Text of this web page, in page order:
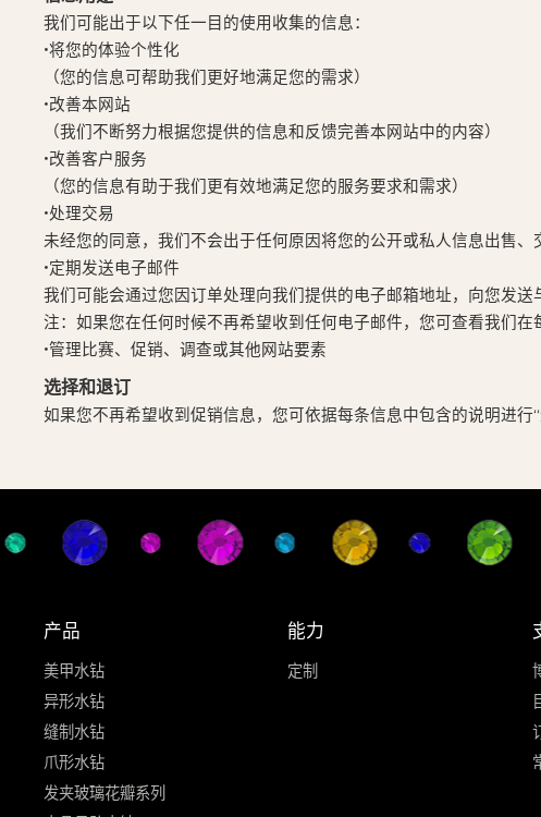
我们可能出于以下任一目的使用收集的信息：
•将您的体验个性化
（您的信息可帮助我们更好地满足您的需求）
•改善本网站
（我们不断努力根据您提供的信息和反馈完善本网站中的内容）
•改善客户服务
（您的信息有助于我们更有效地满足您的服务要求和需求）
•处理交易
未经您的同意，我们不会出于任何原因将您的公开或私人信息出售
•定期发送电子邮件
我们可能会通过您因订单处理向我们提供的电子邮箱地址，向您发
注：如果您在任何时候不再希望收到任何电子邮件，您可查看我们在
•管理比赛、促销、调查或其他网站要素
选择和退订
如果您不再希望收到促销信息，您可依据每条信息中包含的说明进行“
产品
美甲水钻
异形水钻
缝制水钻
爪形水钻
发夹玻璃花瓣系列
能力
定制